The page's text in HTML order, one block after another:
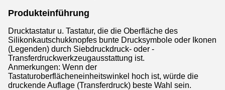
Produkteinführung
Drucktastatur u. Tastatur, die die Oberfläche des
Silikonkautschukknopfes bunte Drucksymbole oder Ikonen
(Legenden) durch Siebdruckdruck- oder -
Transferdruckwerkzeugausstattung ist.
Anmerkungen: Wenn der
Tastaturoberflächeneinheitswinkel hoch ist, würde die
druckende Auflage (Transferdruck) beste Wahl sein.